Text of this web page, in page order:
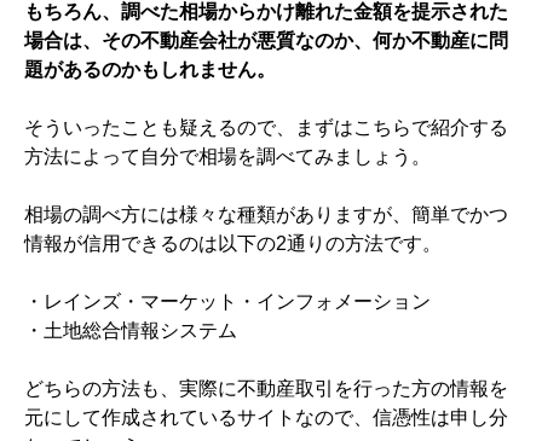
もちろん、調べた相場からかけ離れた金額を提示された
場合は、その不動産会社が悪質なのか、何か不動産に問
題があるのかもしれません。
そういったことも疑えるので、まずはこちらで紹介する
方法によって自分で相場を調べてみましょう。
相場の調べ方には様々な種類がありますが、簡単でかつ
情報が信用できるのは以下の2通りの方法です。
・レインズ・マーケット・インフォメーション
・土地総合情報システム
どちらの方法も、実際に不動産取引を行った方の情報を
元にして作成されているサイトなので、信憑性は申し分